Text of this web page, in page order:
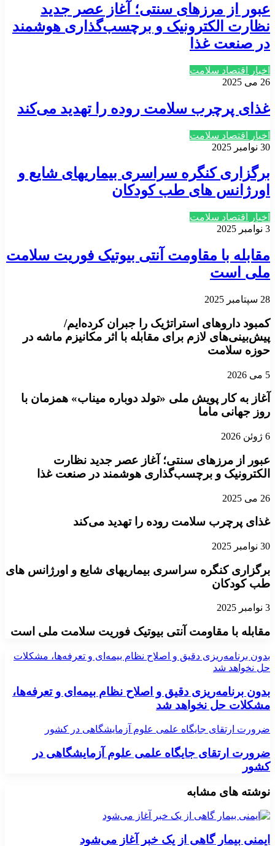
عبور از مرزهای سنتی؛ آغاز عصر جدید
نظارت الکترونیک و برچسب‌گذاری هوشمند
در صنعت غذا
اخبار اقتصاد سلامت
26 می 2025
غذای پرچرب سلامت روده را تهدید می‌کند
اخبار اقتصاد سلامت
30 نوامبر 2025
برگزاری کنگره سراسری بیماریهای شایع و
اورژانس های طب کودکان
اخبار اقتصاد سلامت
3 نوامبر 2025
مقابله با مقاومت آنتی بیوتیک فوریت سلامت
ملی است
28 سپتامبر 2025
کمبود داروهای استراتژیک را جبران کرده‌ایم/
پیش‌بینی‌های لازم برای مقابله با اثر مکانیزم ماشه در
حوزه سلامت
5 می 2026
آغاز به کار پویش ملی «تولد دوباره میناب» همزمان با
روز جهانی ماما
6 ژوئن 2026
عبور از مرزهای سنتی؛ آغاز عصر جدید نظارت
الکترونیک و برچسب‌گذاری هوشمند در صنعت غذا
26 می 2025
غذای پرچرب سلامت روده را تهدید می‌کند
30 نوامبر 2025
برگزاری کنگره سراسری بیماریهای شایع و اورژانس های
طب کودکان
3 نوامبر 2025
مقابله با مقاومت آنتی بیوتیک فوریت سلامت ملی است
بدون برنامه‌ریزی دقیق و اصلاح نظام بیمه‌ای و تعرفه‌ها، مشکلات
حل نخواهد شد
بدون برنامه‌ریزی دقیق و اصلاح نظام بیمه‌ای و تعرفه‌ها،
مشکلات حل نخواهد شد
ضرورت ارتقای جایگاه علمی علوم آزمایشگاهی در کشور
ضرورت ارتقای جایگاه علمی علوم آزمایشگاهی در
کشور
نوشته های مشابه
ایمنی بیمار گاهی از یک خبر آغاز می‌شود